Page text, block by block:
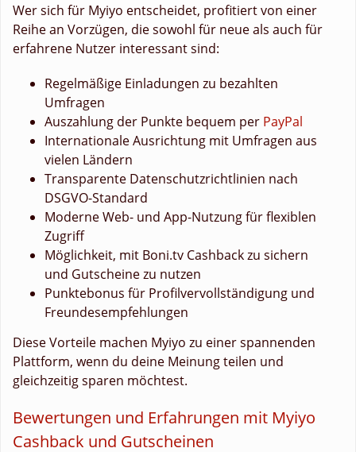
Wer sich für Myiyo entscheidet, profitiert von einer
Reihe an Vorzügen, die sowohl für neue als auch für
erfahrene Nutzer interessant sind:
Regelmäßige Einladungen zu bezahlten
Umfragen
Auszahlung der Punkte bequem per PayPal
Internationale Ausrichtung mit Umfragen aus
vielen Ländern
Transparente Datenschutzrichtlinien nach
DSGVO-Standard
Moderne Web- und App-Nutzung für flexiblen
Zugriff
Möglichkeit, mit Boni.tv Cashback zu sichern
und Gutscheine zu nutzen
Punktebonus für Profilvervollständigung und
Freundesempfehlungen
Diese Vorteile machen Myiyo zu einer spannenden
Plattform, wenn du deine Meinung teilen und
gleichzeitig sparen möchtest.
Bewertungen und Erfahrungen mit Myiyo
Cashback und Gutscheinen